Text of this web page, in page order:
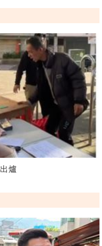
爐